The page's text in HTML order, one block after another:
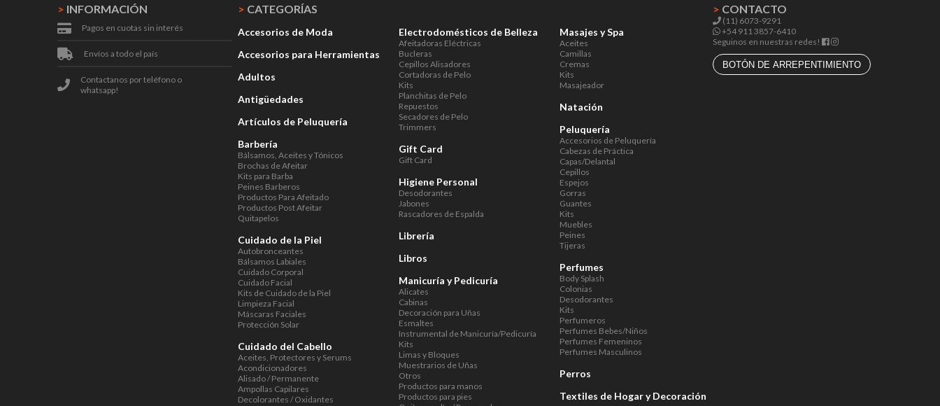
> INFORMACIÓN
Pagos en cuotas sin interés
Envíos a todo el país
Contactanos por teléfono o
whatsapp!
> CATEGORÍAS
Accesorios de Moda
Accesorios para Herramientas
Adultos
Antigüedades
Artículos de Peluquería
Barbería
Bálsamos, Aceites y Tónicos
Brochas de Afeitar
Kits para Barba
Peines Barberos
Productos Para Afeitado
Productos Post Afeitar
Quitapelos
Cuidado de la Piel
Autobronceantes
Bálsamos Labiales
Cuidado Corporal
Cuidado Facial
Kits de Cuidado de la Piel
Limpieza Facial
Máscaras Faciales
Protección Solar
Cuidado del Cabello
Aceites, Protectores y Serums
Acondicionadores
Alisado / Permanente
Ampollas Capilares
Decolorantes / Oxidantes
Electrodomésticos de Belleza
Afeitadoras Eléctricas
Bucleras
Cepillos Alisadores
Cortadoras de Pelo
Kits
Planchitas de Pelo
Repuestos
Secadores de Pelo
Trimmers
Gift Card
Gift Card
Higiene Personal
Desodorantes
Jabones
Rascadores de Espalda
Librería
Libros
Manicuría y Pedicuría
Alicates
Cabinas
Decoración para Uñas
Esmaltes
Instrumental de Manicuría/Pedicuría
Kits
Limas y Bloques
Muestrarios de Uñas
Otros
Productos para manos
Productos para pies
Masajes y Spa
Aceites
Camillas
Cremas
Kits
Masajeador
Natación
Peluquería
Accesorios de Peluquería
Cabezas de Práctica
Capas/Delantal
Cepillos
Espejos
Gorras
Guantes
Kits
Muebles
Peines
Tijeras
Perfumes
Body Splash
Colonias
Desodorantes
Kits
Perfumeros
Perfumes Bebes/Niños
Perfumes Femeninos
Perfumes Masculinos
Perros
Textiles de Hogar y Decoración
> CONTACTO
(11) 6073-9291
+54 911 3857-6410
Seguinos en nuestras redes!
BOTÓN DE ARREPENTIMIENTO